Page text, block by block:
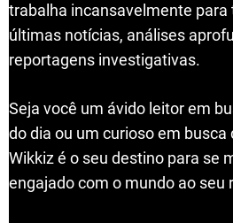
trabalha incansavelmente para
últimas notícias, análises
reportagens investigativas.
Seja você um ávido leitor em
do dia ou um curioso em
Wikkiz é o seu destino para se
engajado com o mundo ao seu